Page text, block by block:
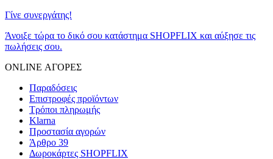
Γίνε συνεργάτης!
Άνοιξε τώρα το δικό σου κατάστημα SHOPFLIX και αύξησε τις
πωλήσεις σου.
ONLINE ΑΓΟΡΕΣ
Παραδόσεις
Επιστροφές προϊόντων
Τρόποι πληρωμής
Klarna
Προστασία αγορών
Άρθρο 39
Δωροκάρτες SHOPFLIX